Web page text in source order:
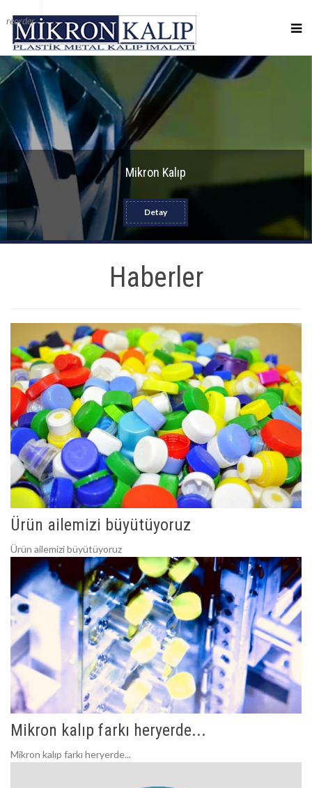
reorder
Mikron Kalıp
Detay
Haberler
Ürün ailemizi büyütüyoruz
Ürün ailemizi büyütüyoruz
Mikron kalıp farkı heryerde...
Mikron kalıp farkı heryerde...